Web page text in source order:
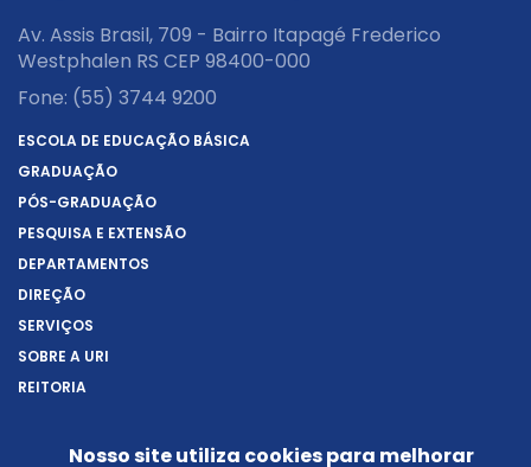
Av. Assis Brasil, 709 - Bairro Itapagé Frederico
Westphalen RS CEP 98400-000
Fone: (55) 3744 9200
ESCOLA DE EDUCAÇÃO BÁSICA
GRADUAÇÃO
PÓS-GRADUAÇÃO
PESQUISA E EXTENSÃO
DEPARTAMENTOS
DIREÇÃO
SERVIÇOS
SOBRE A URI
REITORIA
CONHEÇA O CÂMPUS
Nosso site utiliza cookies para melhorar